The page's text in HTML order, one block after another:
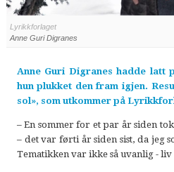
Lyrikkforlaget
Anne Guri Digranes
Anne Guri Digranes hadde
hun plukket den fram igjen.
sol», som utkommer på
– En sommer for et par år siden
– det var førti år siden sist, da jeg
Tematikken var ikke så uvanlig -